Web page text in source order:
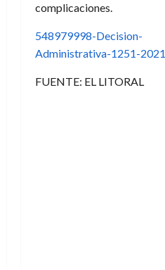
complicaciones.
548979998-Decision-
Administrativa-1251-2021
FUENTE: EL LITORAL